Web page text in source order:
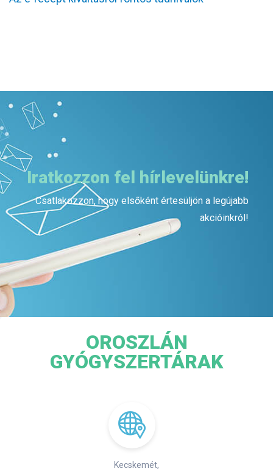
Iratkozzon fel hírlevelünkre!
Csatlakozzon, hogy elsőként értesüljön a legújabb
akcióinkról!
OROSZLÁN
GYÓGYSZERTÁRAK
Kecskemét,